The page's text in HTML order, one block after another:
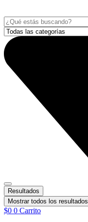
Search
...
Resultados
Mostrar todos los resultados
$0 0 Carrito